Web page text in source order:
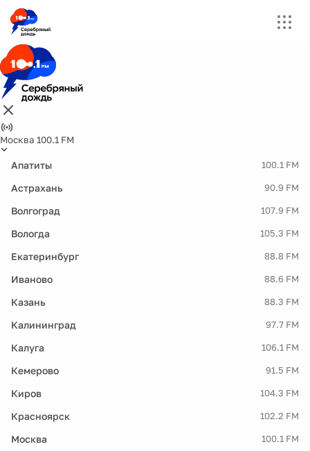
Москва 100.1 FM
Апатиты 100.1 FM
Астрахань 90.9 FM
Волгоград 107.9 FM
Вологда 105.3 FM
Екатеринбург 88.8 FM
Иваново 88.6 FM
Казань 88.3 FM
Калининград 97.7 FM
Калуга 106.1 FM
Кемерово 91.5 FM
Киров 104.3 FM
Красноярск 102.2 FM
Москва 100.1 FM